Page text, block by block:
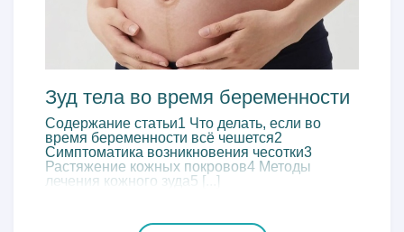
Зуд тела во время беременности
Содержание статьи1 Что делать, если во
время беременности всё чешется2
Симптоматика возникновения чесотки3
Растяжение кожных покровов4 Методы
лечения кожного зуда5 [...]